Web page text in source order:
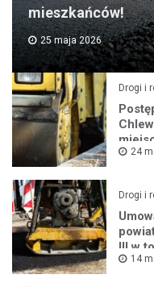
mieszkańców!
25 maja 2026
Drogi i
24
Drogi i
III w
14